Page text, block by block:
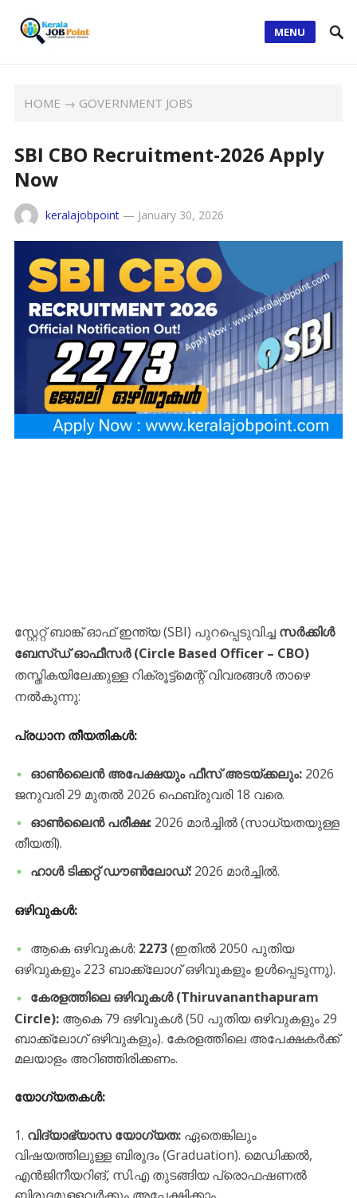
MENU
HOME → GOVERNMENT JOBS
SBI CBO Recruitment-2026 Apply
Now
keralajobpoint— January 30, 2026
സ്റ്റേറ്റ് ബാങ്ക് ഓഫ് ഇന്ത്യ (SBI) പുറപ്പെടുവിച്ച സർക്കിൾ
ബേസ്ഡ് ഓഫീസർ (Circle Based Officer – CBO)
തസ്തികയിലേക്കുള്ള റിക്രൂട്ട്‌മെന്റ് വിവരങ്ങൾ താഴെ
നൽകുന്നു:
​പ്രധാന തീയതികൾ:
ഓൺലൈൻ അപേക്ഷയും ഫീസ് അടയ്ക്കലും:2026
ജനുവരി 29 മുതൽ 2026 ഫെബ്രുവരി 18 വരെ.
ഓൺലൈൻ പരീക്ഷ:2026 മാർച്ചിൽ (സാധ്യതയുള്ള
തീയതി).
ഹാൾ ടിക്കറ്റ് ഡൗൺലോഡ്:2026 മാർച്ചിൽ.
ഒഴിവുകൾ:
​ആകെ ഒഴിവുകൾ: 2273(ഇതിൽ 2050 പുതിയ
ഒഴിവുകളും 223 ബാക്ക്‌ലോഗ് ഒഴിവുകളും ഉൾപ്പെടുന്നു).
കേരളത്തിലെ ഒഴിവുകൾ (Thiruvananthapuram
Circle):ആകെ 79 ഒഴിവുകൾ (50 പുതിയ ഒഴിവുകളും 29
ബാക്ക്‌ലോഗ് ഒഴിവുകളും). കേരളത്തിലെ അപേക്ഷകർക്ക്
മലയാളം അറിഞ്ഞിരിക്കണം.
യോഗ്യതകൾ:
വിദ്യാഭ്യാസ യോഗ്യത:ഏതെങ്കിലും
വിഷയത്തിലുള്ള ബിരുദം (Graduation). മെഡിക്കൽ,
എൻജിനീയറിങ്, സി.എ തുടങ്ങിയ പ്രൊഫഷണൽ